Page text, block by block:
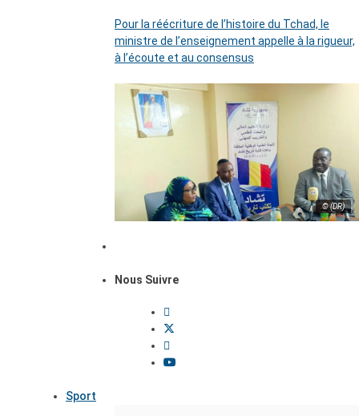
Pour la réécriture de l’histoire du Tchad, le
ministre de l’enseignement appelle à la rigueur,
à l’écoute et au consensus
© (DR)
Nous Suivre
Sport